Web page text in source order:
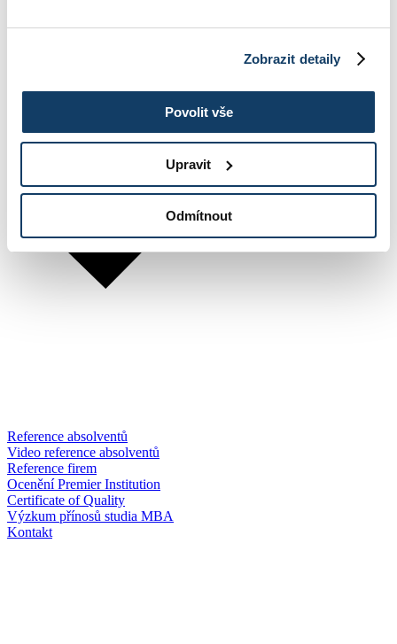
Zobrazit detaily
Povolit vše
Upravit
Odmítnout
Reference absolventů
Video reference absolventů
Reference firem
Ocenění Premier Institution
Certificate of Quality
Výzkum přínosů studia MBA
Kontakt